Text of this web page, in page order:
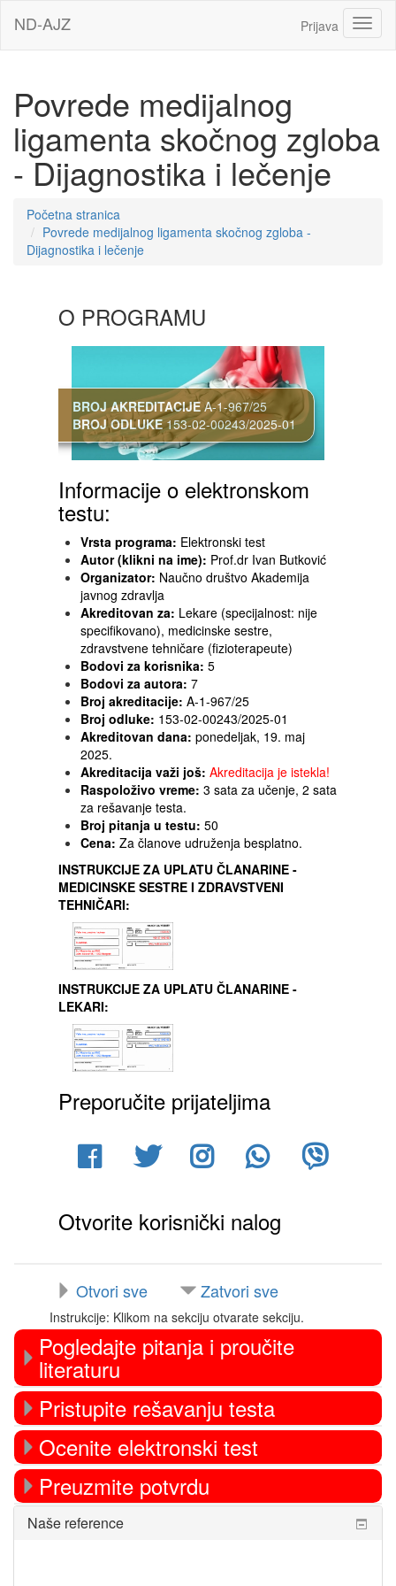
ND-AJZ Prijava
Povrede medijalnog
ligamenta skočnog zgloba
- Dijagnostika i lečenje
Početna stranica
Povrede medijalnog ligamenta skočnog zgloba -
Dijagnostika i lečenje
O PROGRAMU
BROJ AKREDITACIJEA-1-967/25
BROJ ODLUKE153-02-00243/2025-01
Informacije o elektronskom
testu:
Vrsta programa: Elektronski test
Autor (klikni na ime): Prof.dr Ivan Butković
Organizator: Naučno društvo Akademija
javnog zdravlja
Akreditovan za: Lekare (specijalnost: nije
specifikovano), medicinske sestre,
zdravstvene tehničare (fizioterapeute)
Bodovi za korisnika: 5
Bodovi za autora: 7
Broj akreditacije: A-1-967/25
Broj odluke: 153-02-00243/2025-01
Akreditovan dana: ponedeljak, 19. maj
2025.
Akreditacija važi još: Akreditacija je istekla!
Raspoloživo vreme: 3 sata za učenje, 2 sata
za rešavanje testa.
Broj pitanja u testu: 50
Cena: Za članove udruženja besplatno.
INSTRUKCIJE ZA UPLATU ČLANARINE -
MEDICINSKE SESTRE I ZDRAVSTVENI
TEHNIČARI:
INSTRUKCIJE ZA UPLATU ČLANARINE -
LEKARI:
Preporučite prijateljima
Otvorite korisnički nalog
Otvori sve Zatvori sve
Instrukcije: Klikom na sekciju otvarate sekciju.
Pogledajte pitanja i proučite
literaturu
Pristupite rešavanju testa
Ocenite elektronski test
Preuzmite potvrdu
Preskoči
Naše
Naše reference